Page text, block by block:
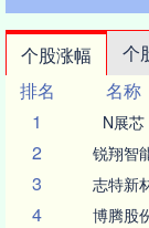
个股涨幅 个
排名
名称
1
N展芯
2 锐翔智
3 志特新
4 博腾股